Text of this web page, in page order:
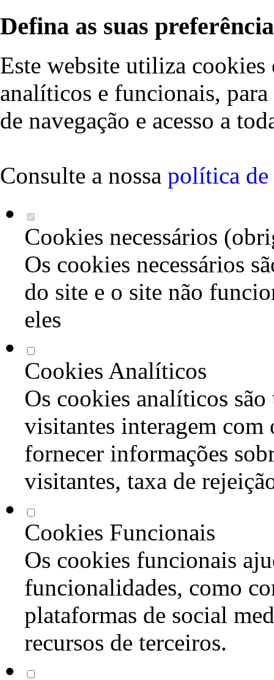
Defina as suas
Este website utiliza cookies
analíticos e funcionais,
de navegação e acesso a
Consulte a nossa política de
Cookies necessários
Os cookies necessários
do site e o site não
eles
Cookies Analíticos
Os cookies analíticos são
visitantes interagem com
fornecer informações
visitantes, taxa de
Cookies Funcionais
Os cookies funcionais
funcionalidades, como
plataformas de social
recursos de terceiros.